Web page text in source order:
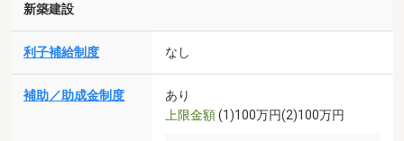
新築建設
利子補給制度 なし
補助／助成金制度
あり
上限金額(1)100万円(2)100万円